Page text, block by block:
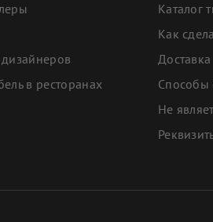
в ресторанах
Каталог
Как
Доставка
Способы
Не